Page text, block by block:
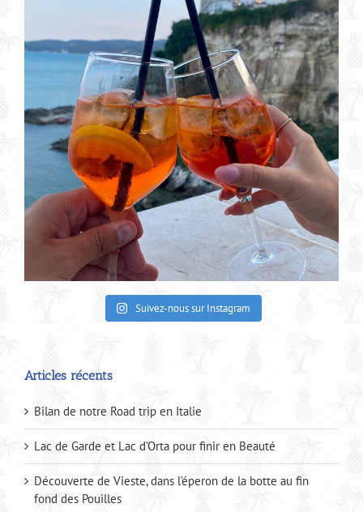
Suivez-nous sur Instagram
Articles récents
Bilan de notre Road trip en Italie
Lac de Garde et Lac d’Orta pour finir en Beauté
Découverte de Vieste, dans l’éperon de la botte au fin
fond des Pouilles